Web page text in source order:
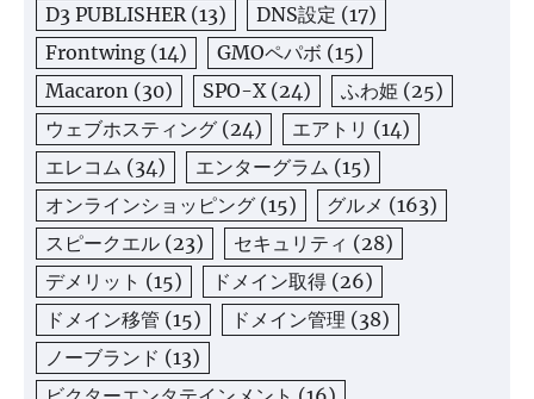
D3 PUBLISHER (13) DNS設定 (17)
Frontwing (14) GMOペパボ (15)
Macaron (30) SPO-X (24) ふわ姫 (25)
ウェブホスティング (24) エアトリ (14)
エレコム (34) エンターグラム (15)
オンラインショッピング (15) グルメ (163)
スピークエル (23) セキュリティ (28)
デメリット (15) ドメイン取得 (26)
ドメイン移管 (15) ドメイン管理 (38)
ノーブランド (13)